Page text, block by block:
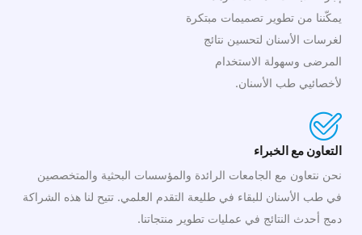
يمكّننا من تطوير تصميمات مبتكرة
لغرسات الأسنان لتحسين نتائج
المرضى وسهولة الاستخدام
لأخصائيي طب الأسنان.
التعاون مع الخبراء
نحن نتعاون مع الجامعات الرائدة والمؤسسات البحثية والمتخصصين
في طب الأسنان للبقاء في طليعة التقدم العلمي. تتيح لنا هذه الشراكة
دمج أحدث النتائج في عمليات تطوير منتجاتنا.